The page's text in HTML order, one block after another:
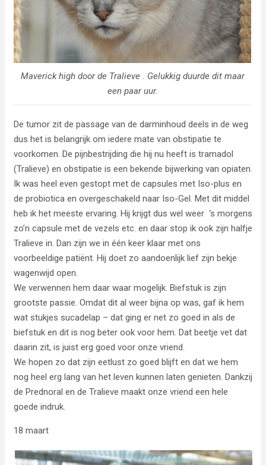
Maverick high door de Tralieve . Gelukkig duurde dit maar
een paar uur.
De tumor zit de passage van de darminhoud deels in de weg
dus het is belangrijk om iedere mate van obstipatie te
voorkomen. De pijnbestrijding die hij nu heeft is tramadol
(Tralieve) en obstipatie is een bekende bijwerking van opiaten.
Ik was heel even gestopt met de capsules met Iso-plus en
de probiotica en overgeschakeld naar Iso-Gel. Met dit middel
heb ik het meeste ervaring. Hij krijgt dus wel weer ‘s morgens
zo’n capsule met de vezels etc. en daar stop ik ook zijn halfje
Tralieve in. Dan zijn we in één keer klaar met ons
voorbeeldige patiënt. Hij doet zo aandoenlijk lief zijn bekje
wagenwijd open.
We verwennen hem daar waar mogelijk. Biefstuk is zijn
grootste passie. Omdat dit al weer bijna op was, gaf ik hem
wat stukjes sucadelap – dat ging er net zo goed in als de
biefstuk en dit is nog beter ook voor hem. Dat beetje vet dat
daarin zit, is juist erg goed voor onze vriend.
We hopen zo dat zijn eetlust zo goed blijft en dat we hem
nog heel erg lang van het leven kunnen laten genieten. Dankzij
de Prednoral en de Tralieve maakt onze vriend een hele
goede indruk.
18 maart